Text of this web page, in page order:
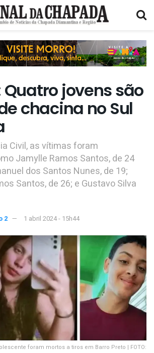
jovens são
chacina no Sul
Civil, as vítimas foram
Jamylle Ramos Santos, de 24
dos Santos Nunes, de 19;
Santos, de 26; e Gustavo Silva
2 1 abril 2024 - 15h44
foram mortos a tiros em Barro Preto | FOTO: